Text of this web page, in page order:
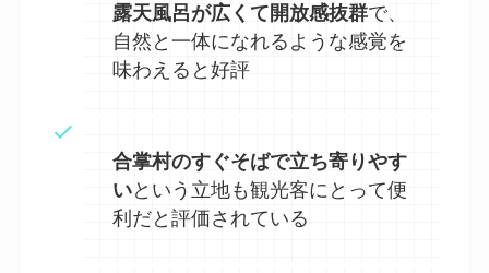
露天風呂が広くて開放感抜群で、
自然と一体になれるような感覚を
味わえると好評
合掌村のすぐそばで立ち寄りやす
いという立地も観光客にとって便
利だと評価されている